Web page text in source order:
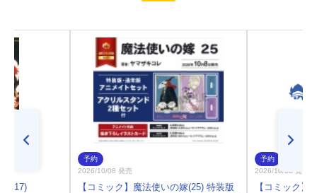
(17)
予約
2026/10/08 発売
【コミック】魔法使いの嫁(25) 特装版
予約
2026/10/08 発売
【コミック】